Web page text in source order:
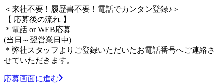
＜来社不要！履歴書不要！電話でカンタン登録♪＞
【 応募後の流れ 】
＊電話 or WEB応募
(当日～翌営業日中)
＊弊社スタッフよりご登録いただいたお電話番号へご連絡さ
せていただきます。
応募画面に進む